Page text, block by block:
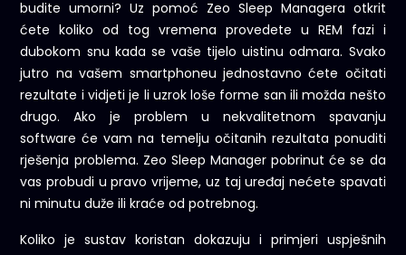
budite umorni? Uz pomoć Zeo Sleep Managera otkrit
ćete koliko od tog vremena provedete u REM fazi i
dubokom snu kada se vaše tijelo uistinu odmara. Svako
jutro na vašem smartphoneu jednostavno ćete očitati
rezultate i vidjeti je li uzrok loše forme san ili možda nešto
drugo. Ako je problem u nekvalitetnom spavanju
software će vam na temelju očitanih rezultata ponuditi
rješenja problema. Zeo Sleep Manager pobrinut će se da
vas probudi u pravo vrijeme, uz taj uređaj nećete spavati
ni minutu duže ili kraće od potrebnog.
Koliko je sustav koristan dokazuju i primjeri uspješnih